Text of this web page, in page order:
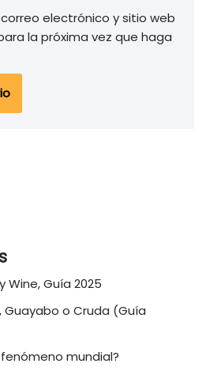
electrónico y sitio web
la próxima vez que haga
Wine, Guía 2025
o Cruda (Guía
mundial?